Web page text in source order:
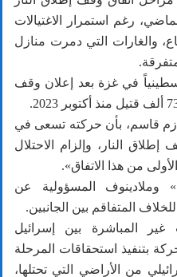
رغم استمرار الاغتيالات
والغارات التي دمرت منازل
إسرائيل أكثر من 930 فلسطينياً في غزة بعد إعلان وقف
قاسم، بأن حركته تسعى في
النار، وإلزام الاحتلال
من هذا الاتفاق».
المسؤولية عن
المتفاقم بين الجانبين.
غير المباشرة بين إسرائيل
بتنفيذ استحقاقات المرحلة
من الأراضي التي تحتلها،